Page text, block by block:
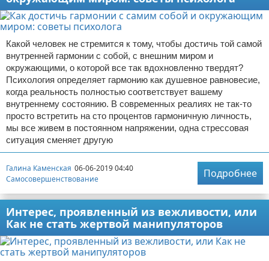
Какой человек не стремится к тому, чтобы достичь той самой
внутренней гармонии с собой, с внешним миром и
окружающими, о которой все так вдохновленно твердят?
Психология определяет гармонию как душевное равновесие,
когда реальность полностью соответствует вашему
внутреннему состоянию. В современных реалиях не так-то
просто встретить на сто процентов гармоничную личность,
мы все живем в постоянном напряжении, одна стрессовая
ситуация сменяет другую
Галина Каменская 06-06-2019 04:40
Самосовершенствование
Подробнее
Интерес, проявленный из вежливости, или
Как не стать жертвой манипуляторов